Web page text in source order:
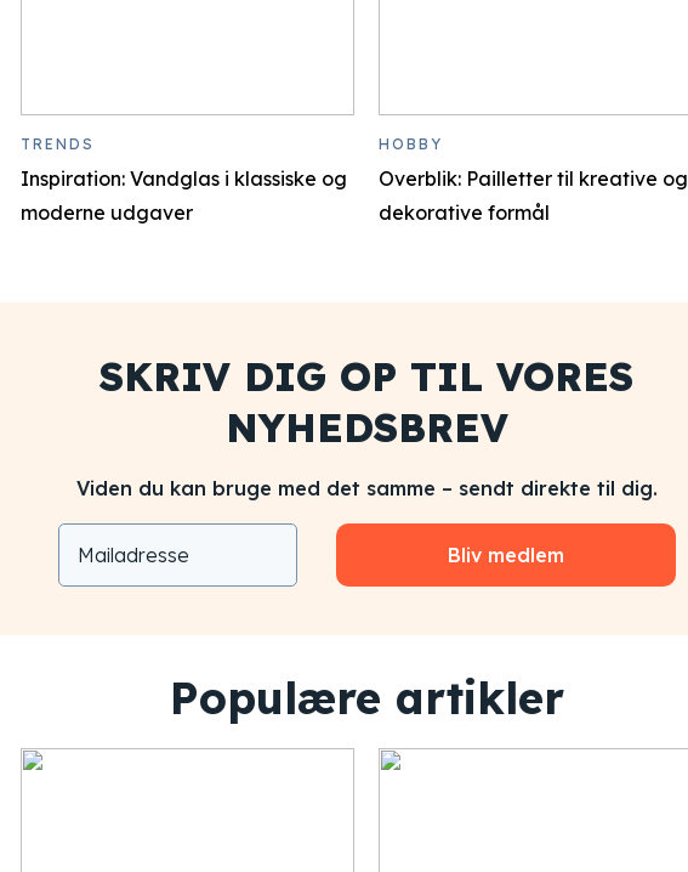
Inspiration: Vandglas i klassiske og
moderne udgaver
TRENDS
Overblik: Pailletter til kreative og
dekorative formål
HOBBY
SKRIV DIG OP TIL VORES
NYHEDSBREV
Viden du kan bruge med det samme – sendt direkte til dig.
Bliv medlem
Populære artikler